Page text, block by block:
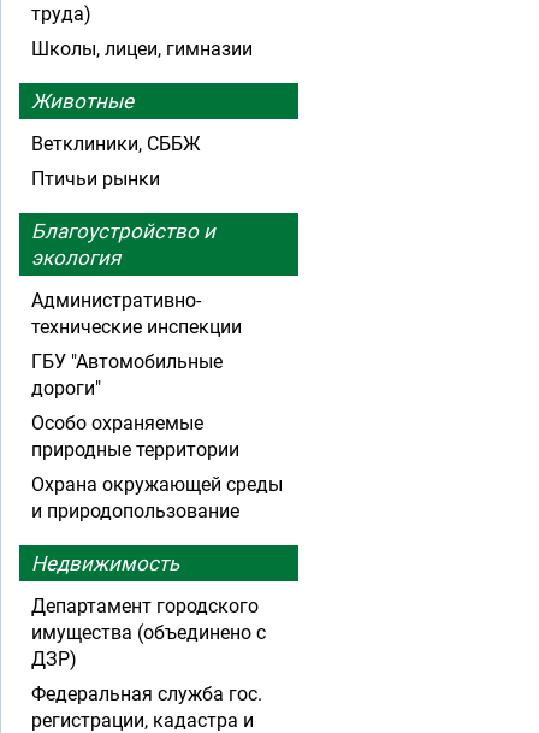
труда)
Школы, лицеи, гимназии
Животные
Ветклиники, СББЖ
Птичьи рынки
Благоустройство и
экология
Административно-
технические инспекции
ГБУ "Автомобильные
дороги"
Особо охраняемые
природные территории
Охрана окружающей среды
и природопользование
Недвижимость
Департамент городского
имущества (объединено с
ДЗР)
Федеральная служба гос.
регистрации, кадастра и